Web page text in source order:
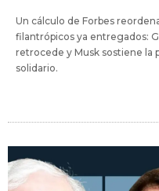
Un cálculo de Forbes
filantrópicos ya entregados:
retrocede y Musk sostiene la
solidario.